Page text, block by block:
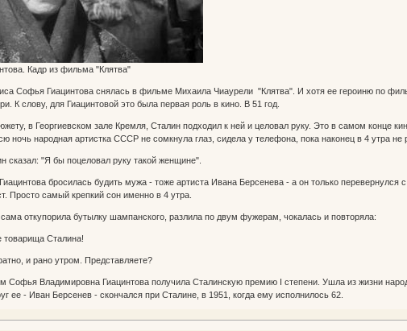
Кадр из фильма "Клятва"
Софья Гиацинтова снялась в фильме Михаила Чиаурели "Клятва". И хотя ее героиню по
К слову, для Гиацинтовой это была первая роль в кино. В 51 год.
в Георгиевском зале Кремля, Сталин подходил к ней и целовал руку. Это в самом конце
ночь народная артистка СССР не сомкнула глаз, сидела у телефона, пока наконец в 4 утра не
сказал: "Я бы поцеловал руку такой женщине".
бросилась будить мужа - тоже артиста Ивана Берсенева - а он только перевернулся
Просто самый крепкий сон именно в 4 утра.
откупорила бутылку шампанского, разлила по двум фужерам, чокалась и повторяла:
товарища Сталина!
и рано утром. Представляете?
Софья Владимировна Гиацинтова получила Сталинскую премию I степени. Ушла из жизни
ее - Иван Берсенев - скончался при Сталине, в 1951, когда ему исполнилось 62.